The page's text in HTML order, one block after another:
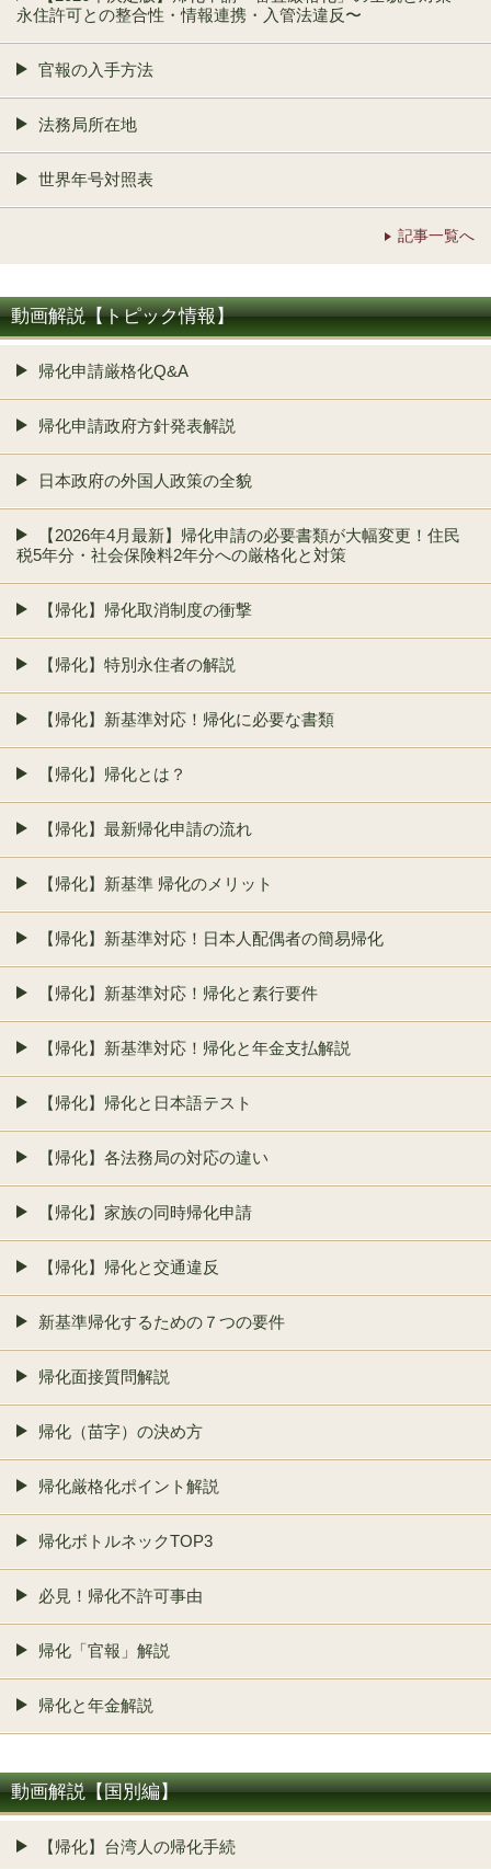
永住許可との整合性・情報連携・入管法違反〜
官報の入手方法
法務局所在地
世界年号対照表
記事一覧へ
動画解説【トピック情報】
帰化申請厳格化Q&A
帰化申請政府方針発表解説
日本政府の外国人政策の全貌
【2026年4月最新】帰化申請の必要書類が大幅変更！住民
税5年分・社会保険料2年分への厳格化と対策
【帰化】帰化取消制度の衝撃
【帰化】特別永住者の解説
【帰化】新基準対応！帰化に必要な書類
【帰化】帰化とは？
【帰化】最新帰化申請の流れ
【帰化】新基準 帰化のメリット
【帰化】新基準対応！日本人配偶者の簡易帰化
【帰化】新基準対応！帰化と素行要件
【帰化】新基準対応！帰化と年金支払解説
【帰化】帰化と日本語テスト
【帰化】各法務局の対応の違い
【帰化】家族の同時帰化申請
【帰化】帰化と交通違反
新基準帰化するための７つの要件
帰化面接質問解説
帰化（苗字）の決め方
帰化厳格化ポイント解説
帰化ボトルネックTOP3
必見！帰化不許可事由
帰化「官報」解説
帰化と年金解説
動画解説【国別編】
【帰化】台湾人の帰化手続